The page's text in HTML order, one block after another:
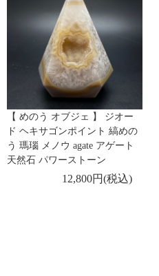
【 めのう オブジェ 】 ジオー
ド ヘキサゴンポイント 縞めの
う 瑪瑙 メノウ agate アゲート
天然石 パワーストーン
12,800円(税込)